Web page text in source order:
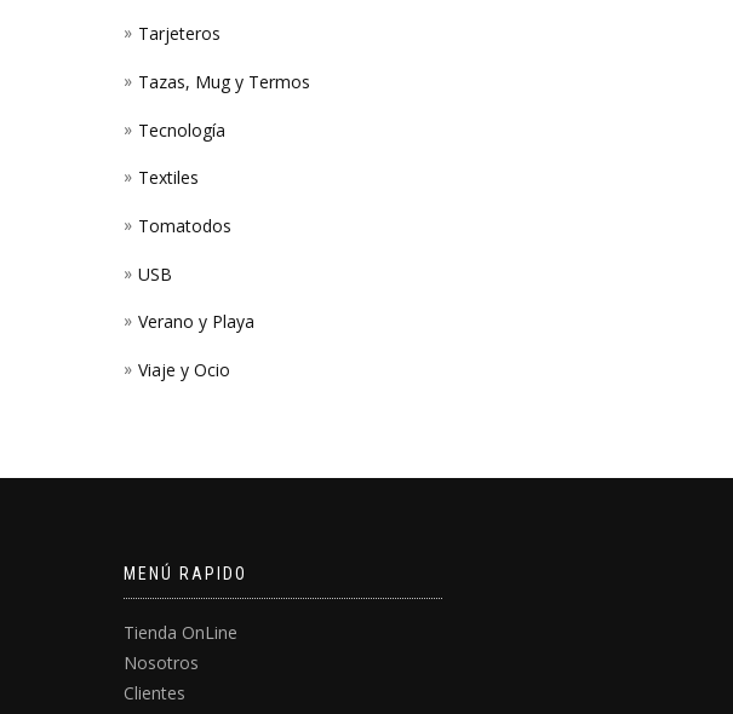
Tarjeteros
Tazas, Mug y Termos
Tecnología
Textiles
Tomatodos
USB
Verano y Playa
Viaje y Ocio
MENÚ RAPIDO
Tienda OnLine
Nosotros
Clientes